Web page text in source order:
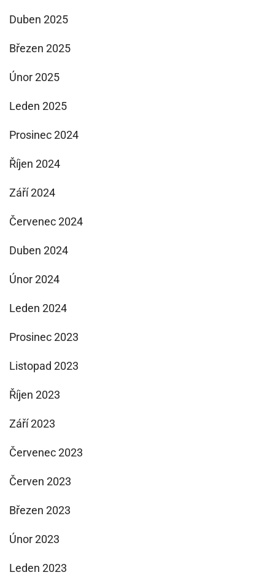
Duben 2025
Březen 2025
Únor 2025
Leden 2025
Prosinec 2024
Říjen 2024
Září 2024
Červenec 2024
Duben 2024
Únor 2024
Leden 2024
Prosinec 2023
Listopad 2023
Říjen 2023
Září 2023
Červenec 2023
Červen 2023
Březen 2023
Únor 2023
Leden 2023